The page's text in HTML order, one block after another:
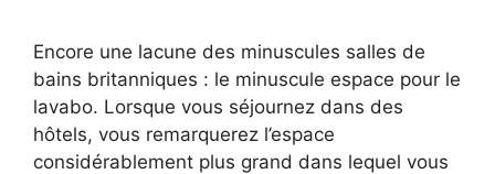
Encore une lacune des minuscules salles de
bains britanniques : le minuscule espace pour le
lavabo. Lorsque vous séjournez dans des
hôtels, vous remarquerez l’espace
considérablement plus grand dans lequel vous